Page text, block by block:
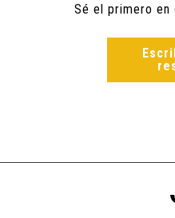
Sé el primero en